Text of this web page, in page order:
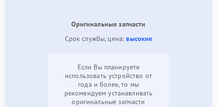
Оригинальные запчасти
Срок службы, цена:высокие
Если Вы планируете
использовать устройство от
года и более, то мы
рекомендуем устанавливать
оригинальные запчасти